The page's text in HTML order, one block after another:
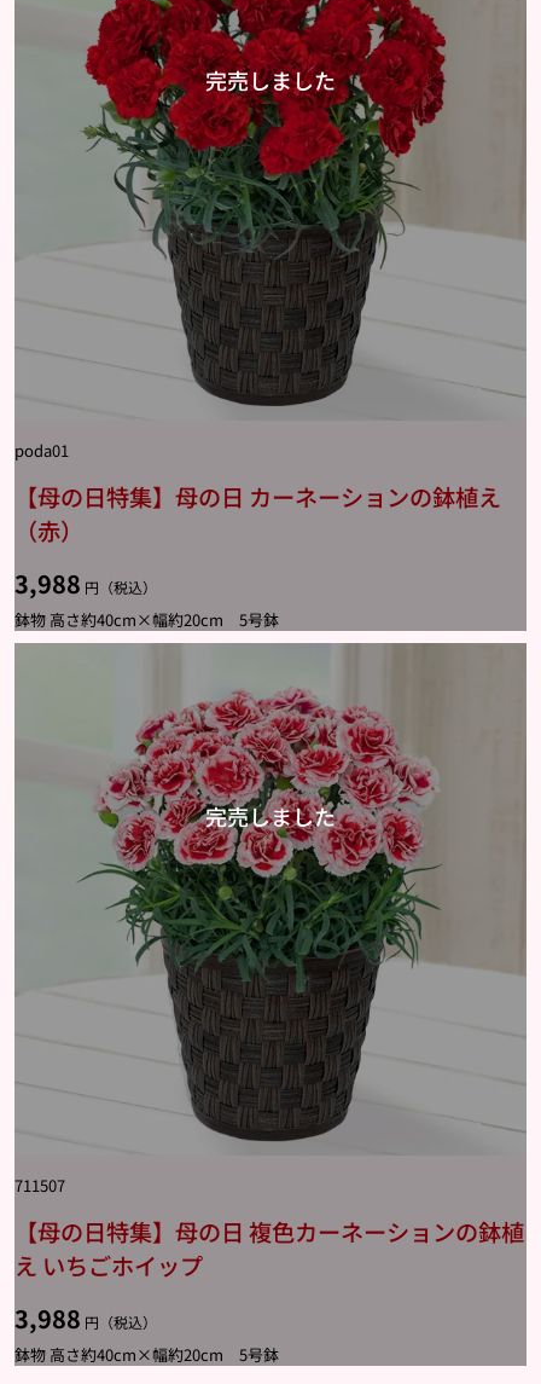
poda01
【母の日特集】母の日 カーネーションの鉢植え
（赤）
3,988 円（税込）
鉢物 高さ約40cm×幅約20cm 5号鉢
711507
【母の日特集】母の日 複色カーネーションの鉢植
え いちごホイップ
3,988 円（税込）
鉢物 高さ約40cm×幅約20cm 5号鉢